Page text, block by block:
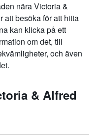
nära Victoria &
att besöka för att hitta
kan klicka på ett
om det, till
och även
& Alfred